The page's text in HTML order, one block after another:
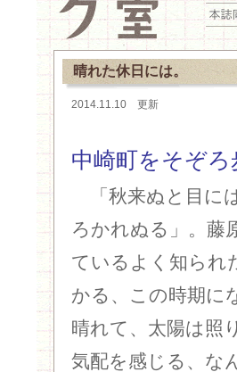
晴れた休日には。
2014.11.10 更新
中崎町をそぞろ
「秋来ぬと目に
ろかれぬる」。藤
ているよく知られ
かる、この時期に
晴れて、太陽は照
気配を感じる、な